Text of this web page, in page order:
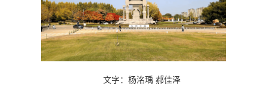
文字：杨洺瑀 郝佳泽